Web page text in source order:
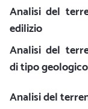
Analisi del
edilizio
Analisi del
di tipo geologico
Analisi del